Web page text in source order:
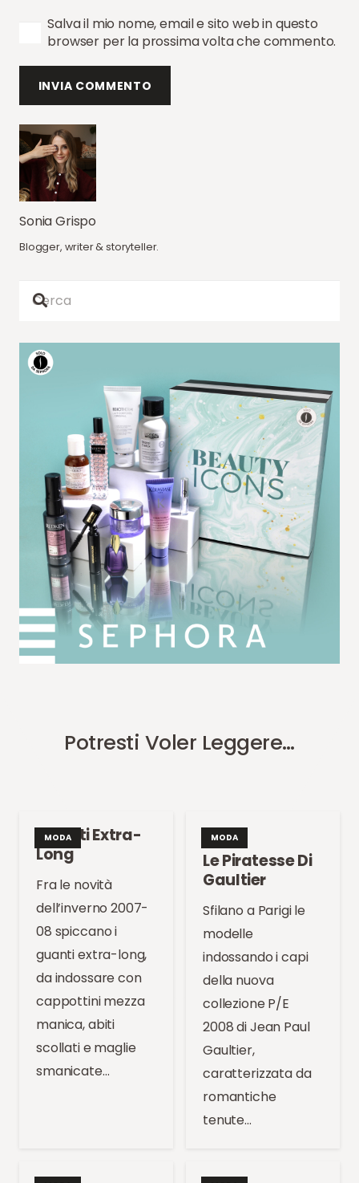
Salva il mio nome, email e sito web in questo
browser per la prossima volta che commento.
INVIA COMMENTO
Sonia Grispo
Blogger, writer & storyteller.
Potresti Voler Leggere…
MODA
Guanti Extra-
Long
Fra le novità
dell’inverno 2007-
08 spiccano i
guanti extra-long,
da indossare con
cappottini mezza
manica, abiti
scollati e maglie
smanicate…
MODA
Le Piratesse Di
Gaultier
Sfilano a Parigi le
modelle
indossando i capi
della nuova
collezione P/E
2008 di Jean Paul
Gaultier,
caratterizzata da
romantiche
tenute…